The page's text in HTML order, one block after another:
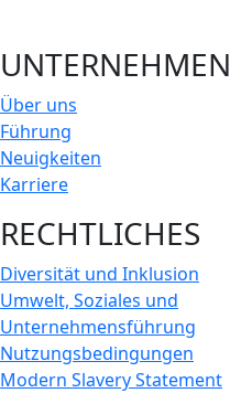
UNTERNEHMEN
Über uns
Führung
Neuigkeiten
Karriere
RECHTLICHES
Diversität und Inklusion
Umwelt, Soziales und
Unternehmensführung
Nutzungsbedingungen
Modern Slavery Statement